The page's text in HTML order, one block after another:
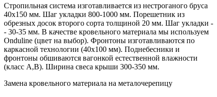
Стропильная система изготавливается из нестроганого бруса
40х150 мм. Шаг укладки 800-1000 мм. Порешетник из
обрезных досок второго сорта толщиной 20 мм. Шаг укладки -
- 30-35 мм. В качестве кровельного материала мы используем
Onduline (цвет на выбор). Фронтоны изготавливаются по
каркасной технологии (40х100 мм). Поднебесники и
фронтоны обшиваются вагонкой естественной влажности
(класс А,В). Ширина свеса крыши 300-350 мм.
Замена кровельного материала на металочерепицу